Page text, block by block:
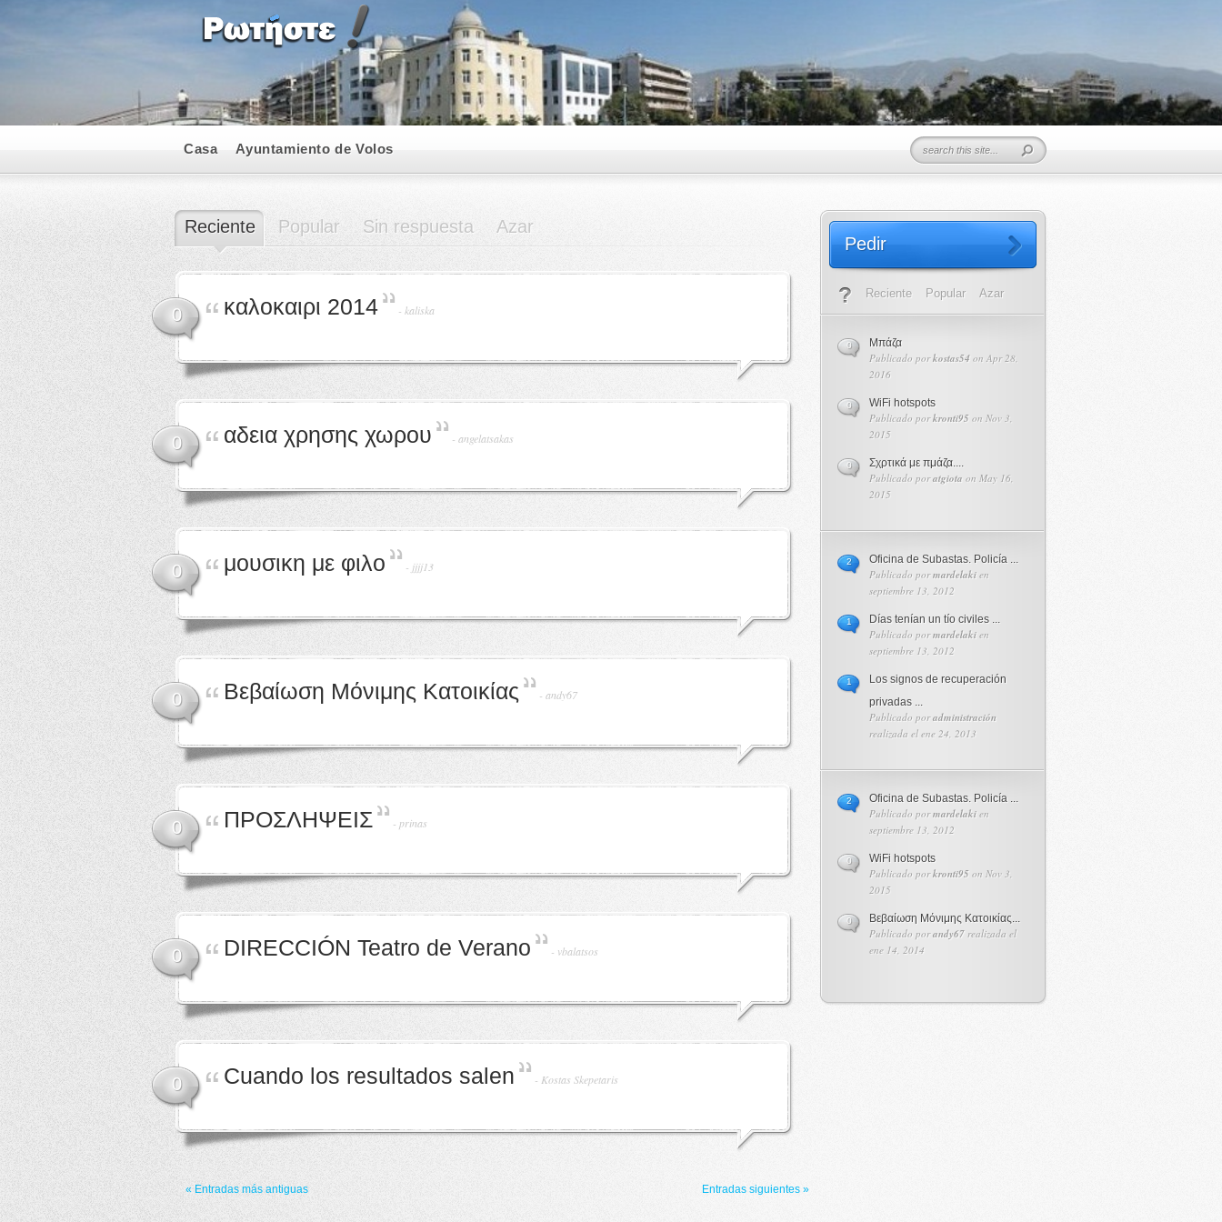
Casa Ayuntamiento de Volos
Reciente Popular Sin respuesta Azar
0 καλοκαιρι 2014 - kaliska
0 αδεια χρησης χωρου - angelatsakas
0 μουσικη με φιλο - jjjj13
0 Βεβαίωση Μόνιμης Κατοικίας - andy67
0 ΠΡΟΣΛΗΨΕΙΣ - prinas
0 DIRECCIÓN Teatro de Verano - vbalatsos
0 Cuando los resultados salen - Kostas Skepetaris
« Entradas más antiguas Entradas siguientes »
Pedir
Reciente Popular Azar
Μπάζα
Publicado porkostas54 on Apr 28,
2016
0
WiFi hotspots
Publicado porkronti95 on Nov 3,
2015
0
Σχρτικά με πμάζα....
Publicado poratgiota on May 16,
2015
0
Oficina de Subastas. Policía ...
Publicado pormardelaki en
septiembre 13, 2012
2
Días tenían un tío civiles ...
Publicado pormardelaki en
septiembre 13, 2012
1
Los signos de recuperación
privadas ...
Publicado poradministración
realizada el ene 24, 2013
1
Oficina de Subastas. Policía ...
Publicado pormardelaki en
septiembre 13, 2012
2
WiFi hotspots
Publicado porkronti95 on Nov 3,
2015
0
Βεβαίωση Μόνιμης Κατοικίας...
Publicado porandy67 realizada el
ene 14, 2014
0